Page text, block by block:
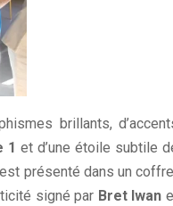
brillants,
1 et d’une étoile subtile
présenté dans un
signé par Bret Iwan